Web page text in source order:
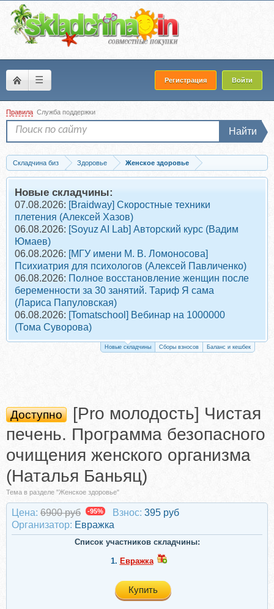
☰ Регистрация Войти
Правила Служба поддержки
Найти
Складчина биз Здоровье
Женское здоровье
Скачать [Pro молодость] Чистая печень. Программа безопасного очищения...
Новые складчины:
07.08.2026: [Braidway] Скоростные техники
плетения (Алексей Хазов)
06.08.2026: [Soyuz AI Lab] Авторский курс (Вадим
Юмаев)
06.08.2026: [МГУ имени М. В. Ломоносова]
Психиатрия для психологов (Алексей Павличенко)
06.08.2026: Полное восстановление женщин после
беременности за 30 занятий. Тариф Я сама
(Лариса Папуловская)
06.08.2026: [Tomatschool] Вебинар на 1000000
(Тома Суворова)
Новые складчины Сборы взносов Баланс и кешбек
Доступно
[Pro молодость] Чистая
печень. Программа безопасного
очищения женского организма
(Наталья Баньяц)
Тема в разделе "Женское здоровье"
Цена: 6900 руб -95% Взнос: 395 руб
Организатор: Евражкa
Список участников складчины:
1. Евражкa
Купить